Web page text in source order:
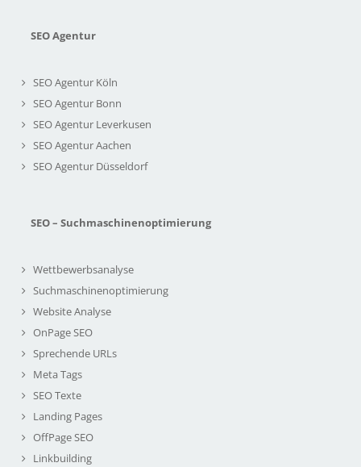
SEO Agentur
SEO Agentur Köln
SEO Agentur Bonn
SEO Agentur Leverkusen
SEO Agentur Aachen
SEO Agentur Düsseldorf
SEO – Suchmaschinenoptimierung
Wettbewerbsanalyse
Suchmaschinenoptimierung
Website Analyse
OnPage SEO
Sprechende URLs
Meta Tags
SEO Texte
Landing Pages
OffPage SEO
Linkbuilding